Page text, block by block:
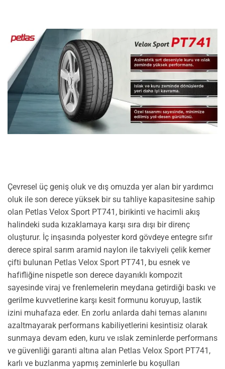
Çevresel üç geniş oluk ve dış omuzda yer alan bir yardımcı
oluk ile son derece yüksek bir su tahliye kapasitesine sahip
olan Petlas Velox Sport PT741, birikinti ve hacimli akış
halindeki suda kızaklamaya karşı sıra dışı bir direnç
oluşturur. İç inşasında polyester kord gövdeye entegre sıfır
derece spiral sarım aramid naylon ile takviyeli çelik kemer
çifti bulunan Petlas Velox Sport PT741, bu esnek ve
hafifliğine nispetle son derece dayanıklı kompozit
sayesinde viraj ve frenlemelerin meydana getirdiği baskı ve
gerilme kuvvetlerine karşı kesit formunu koruyup, lastik
izini muhafaza eder. En zorlu anlarda dahi temas alanını
azaltmayarak performans kabiliyetlerini kesintisiz olarak
sunmaya devam eden, kuru ve ıslak zeminlerde performans
ve güvenliği garanti altına alan Petlas Velox Sport PT741,
karlı ve buzlanma yapmış zeminlerle bu koşulları